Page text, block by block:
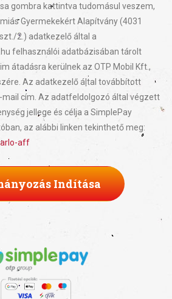
gombra kattintva tudomásul veszem,
Gyermekekért Alapítvány (4031
2.) adatkezelő által a
felhasználói adatbázisában tárolt
átadásra kerülnek az OTP Mobil Kft.,
Az adatkezelő által továbbított
mail cím. Az adatfeldolgozó által végzett
jellege és célja a SimplePay
az alábbi linken tekinthető meg:
aff
Indítása